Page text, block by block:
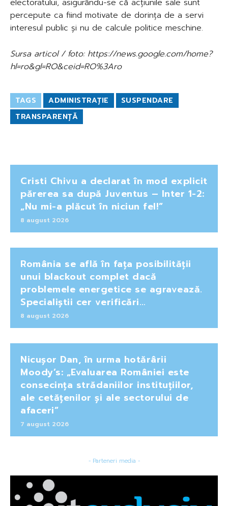
percepute ca fiind motivate de dorința de a servi
interesul public și nu de calcule politice meschine.
Sursa articol / foto: https://news.google.com/home?
hl=ro&gl=RO&ceid=RO%3Aro
TAGS ADMINISTRAȚIE
SUSPENDARE
TRANSPARENȚĂ
Cristi Chivu a declarat în mod explicit
părerea sa după Juventus – Inter 1-2:
„Nu mi-a plăcut în niciun fel!”
8 august 2026
România se află în fața posibilității
unui blackout complet dacă
problemele energetice se agravează.
Specialiștii cer verificări…
8 august 2026
Nicușor Dan, în urma hotărârii
Moody’s: „Evaluarea României este
consecința strădaniilor instituțiilor,
ale cetățenilor și ale sectorului de
afaceri”
7 august 2026
- Parteneri media -